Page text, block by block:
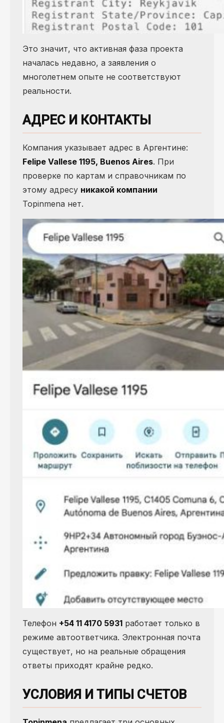
Это значит, что активная фаза проекта
началась недавно, а заявления о
многолетнем опыте не соответствуют
реальности.
АДРЕС И КОНТАКТЫ
Компания указывает адрес в Аргентине:
Felipe Vallese 1195, Buenos Aires. При
проверке по картам и справочникам по
этому адресу никакой компании
Topinmena нет.
Телефон +54 11 4170 5931 работает только в
режиме автоответчика. Электронная почта
существует, но на реальные обращения
ответы приходят крайне редко.
УСЛОВИЯ И ТИПЫ СЧЕТОВ